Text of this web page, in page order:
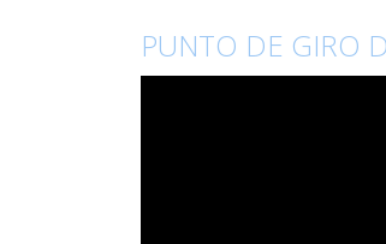
PUNTO DE GIRO